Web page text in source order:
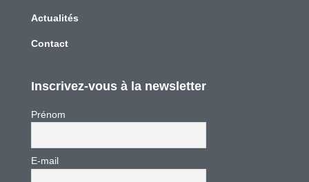
Actualités
Contact
Inscrivez-vous à la newsletter
Prénom
E-mail